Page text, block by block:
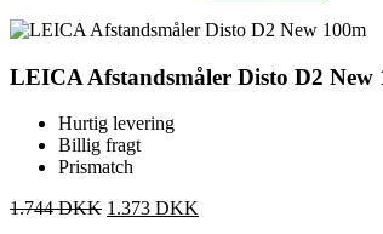
LEICA Afstandsmåler Disto D2 New
Hurtig levering
Billig fragt
Prismatch
1.744DKK 1.373 DKK